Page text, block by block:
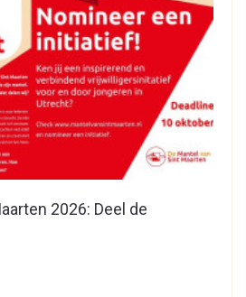
2026: Deel de